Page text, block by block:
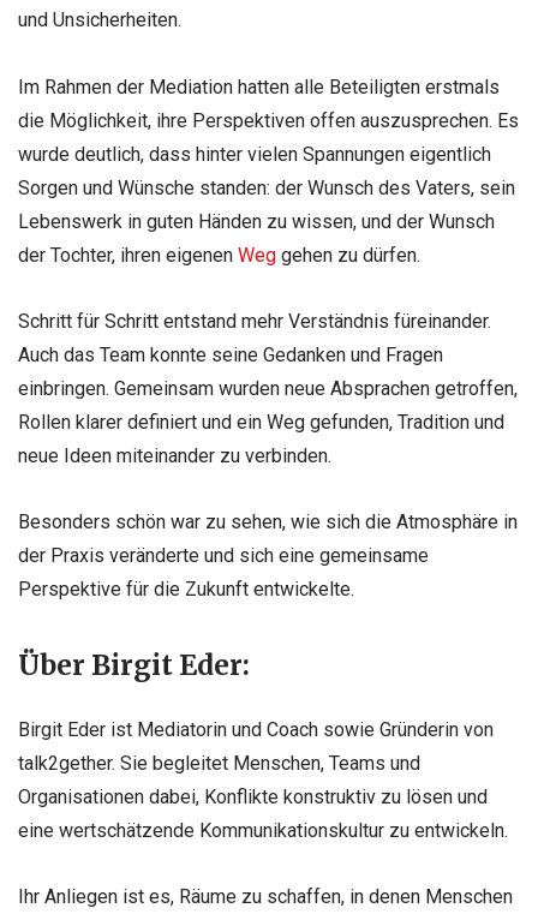
und Unsicherheiten.
Im Rahmen der Mediation hatten alle Beteiligten erstmals
die Möglichkeit, ihre Perspektiven offen auszusprechen. Es
wurde deutlich, dass hinter vielen Spannungen eigentlich
Sorgen und Wünsche standen: der Wunsch des Vaters, sein
Lebenswerk in guten Händen zu wissen, und der Wunsch
der Tochter, ihren eigenen Weg gehen zu dürfen.
Schritt für Schritt entstand mehr Verständnis füreinander.
Auch das Team konnte seine Gedanken und Fragen
einbringen. Gemeinsam wurden neue Absprachen getroffen,
Rollen klarer definiert und ein Weg gefunden, Tradition und
neue Ideen miteinander zu verbinden.
Besonders schön war zu sehen, wie sich die Atmosphäre in
der Praxis veränderte und sich eine gemeinsame
Perspektive für die Zukunft entwickelte.
Über Birgit Eder:
Birgit Eder ist Mediatorin und Coach sowie Gründerin von
talk2gether. Sie begleitet Menschen, Teams und
Organisationen dabei, Konflikte konstruktiv zu lösen und
eine wertschätzende Kommunikationskultur zu entwickeln.
Ihr Anliegen ist es, Räume zu schaffen, in denen Menschen